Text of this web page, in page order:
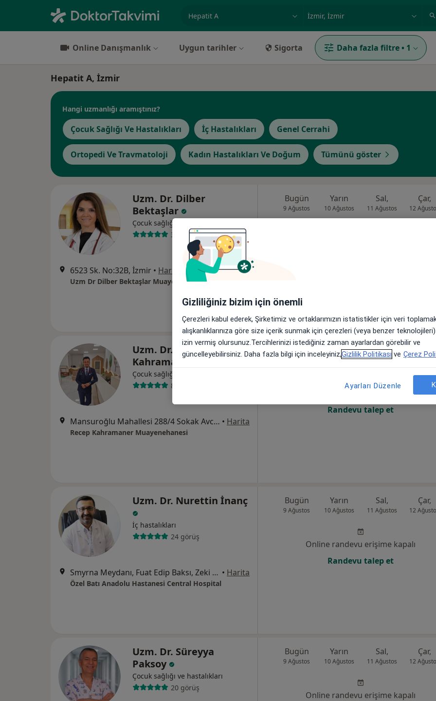
Uzmanlık, ilgi alanı ve hastalık, isimörnek: İstanbul
Online Danışmanlık Uygun tarihler Sigorta Daha fazla filtre • 1
Hepatit A, İzmir
Hangi uzmanlığı aramıştınız?
Çocuk Sağlığı Ve Hastalıkları İç Hastalıkları Genel Cerrahi
Ortopedi Ve Travmatoloji Kadın Hastalıkları Ve Doğum Tümünü göster
Uzm. Dr. Dilber
Bektaşlar
Çocuk sağlığı ve hastalıkları
36 görüş
6523 Sk. No:32B, İzmir • Harita
Uzm Dr Dilber Bektaşlar Muayenehanesi
Bugün
9 Ağustos
Yarın
10 Ağustos
Sal,
11 Ağustos
Çar,
12
Uzm. Dr. Recep
Kahramaner
Çocuk sağlığı ve hastalıkları
85 görüş
Mansuroğlu Mahallesi 288/4 Sokak Avcılar Exclusive B blok 9/A No:9/A, İzmir • Harita
Recep Kahramaner Muayenehanesi
Bugün
9 Ağustos
Yarın
10 Ağustos
Sal,
11 Ağustos
Çar,
12
Online randevu erişime kapalı
Randevu talep et
Uzm. Dr. Nurettin İnanç
İç hastalıkları
24 görüş
Smyrna Meydanı, Fuat Edip Baksı, Zeki Yavaş Sk. No: 2 D:2,, Bayraklı • Harita
Özel Batı Anadolu Hastanesi Central Hospital
Bugün
9 Ağustos
Yarın
10 Ağustos
Sal,
11 Ağustos
Çar,
12
Online randevu erişime kapalı
Randevu talep et
Uzm. Dr. Süreyya
Paksoy
Çocuk sağlığı ve hastalıkları
20 görüş
Bugün
9 Ağustos
Yarın
10 Ağustos
Sal,
11 Ağustos
Çar,
12
Online randevu erişime kapalı
Gizliliğiniz bizim için önemli
Çerezleri kabul ederek, Şirketimiz ve ortaklarımızın istatistikler için veri
alışkanlıklarınıza göre size içerik sunmak için çerezleri (veya benzer
izin vermiş olursunuz.Tercihlerinizi istediğiniz zaman ayarlardan görebilir ve
güncelleyebilirsiniz. Daha fazla bilgi için inceleyiniz,Gizlilik Politikası ve Çerez
Ayarları Düzenle